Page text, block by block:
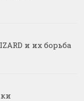
и их борьба